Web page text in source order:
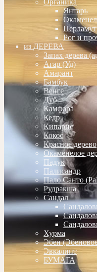
Органика
Янтарь
Рог и
из ДЕРЕВА
Запах дерева
Агар (Уд)
Амарант
Бамбук
Венге
Дуб
Камфора
Кедр
Кипарис
Кокос
Красное дерево
Окаменелое
Падук
Палисандр
Пало Санто
Рудракша
Сандал
Хурма
Эбен
Эвкалипт
БУМАГА